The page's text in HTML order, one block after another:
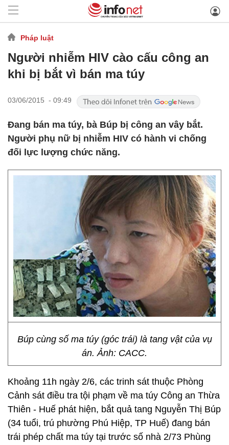
Pháp luật
Người nhiễm HIV cào cấu công an
khi bị bắt vì bán ma túy
03/06/2015 - 09:49
Đang bán ma túy, bà Búp bị công an vây bắt.
Người phụ nữ bị nhiễm HIV có hành vi chống
đối lực lượng chức năng.
Búp cùng số ma túy (góc trái) là tang vật của vụ
án. Ảnh: CACC.
Khoảng 11h ngày 2/6, các trinh sát thuộc Phòng
Cảnh sát điều tra tội phạm về ma túy Công an Thừa
Thiên - Huế phát hiện, bắt quả tang Nguyễn Thị Búp
(34 tuổi, trú phường Phú Hiệp, TP Huế) đang bán
trái phép chất ma túy tại trước số nhà 2/73 Phùng